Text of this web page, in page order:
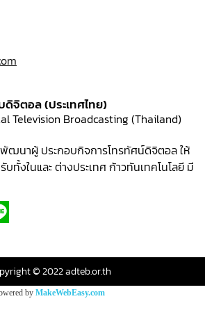
จิตอล (ประเทศไทย)
Television Broadcasting (Thailand)
ฒนาผู้ ประกอบกิจการโทรทัศน์ดิจิตอล ให้
ทั้งในและ ต่างประเทศ ก้าวทันเทคโนโลยี มี
© 2022 adteb.or.th
by MakeWebEasy.com